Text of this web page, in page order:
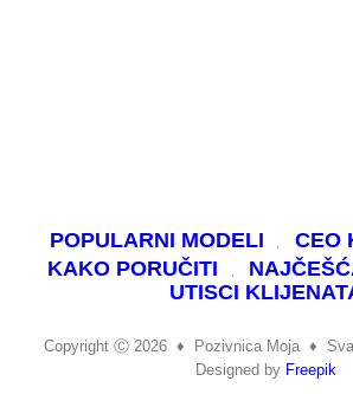
POPULARNI MODELI
CEO
KAKO PORUČITI
UTISCI
Copyright Ⓒ 2026 ♦ Pozivnica Moja ♦
Designed by Freepik